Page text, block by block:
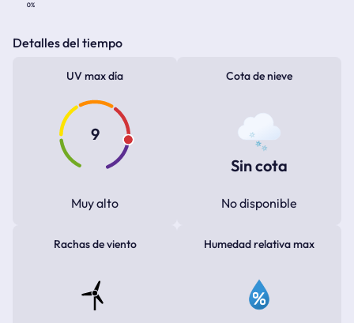
0%
Detalles del tiempo
UV max día
9
Muy alto
Cota de nieve
Sin cota
No disponible
Rachas de viento Humedad relativa max